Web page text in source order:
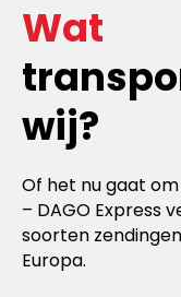
Wat
wij?
Of het nu gaat om
– DAGO Express
soorten
Europa.